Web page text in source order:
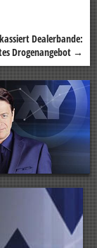
Dealerbande:
Drogenangebot →